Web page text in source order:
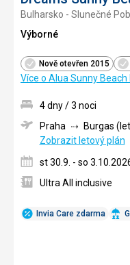
Bulharsko - Slunečné
Výborné
Nově otevřen 2015
Invia Care zdarma
4 dny / 3 noci
Praha
Burgas
Zobrazit letový plán
st 30.9. - so
Ultra All inclusive